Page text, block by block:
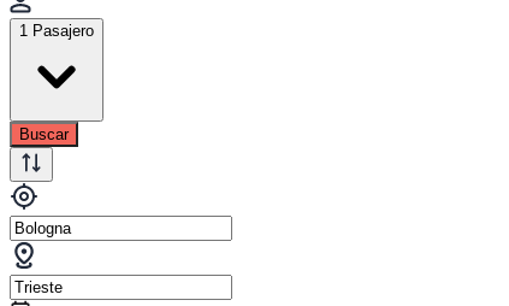
1 Pasajero
Buscar